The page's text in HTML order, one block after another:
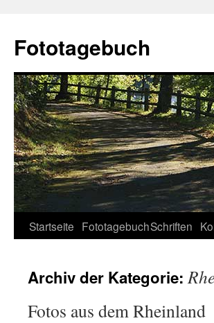
Fototagebuch
Startseite FototagebuchSchriften
Archiv der Kategorie:
Fotos aus dem Rheinland